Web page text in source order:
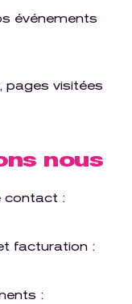
événements
pages visitées
nous
contact :
facturation :
: